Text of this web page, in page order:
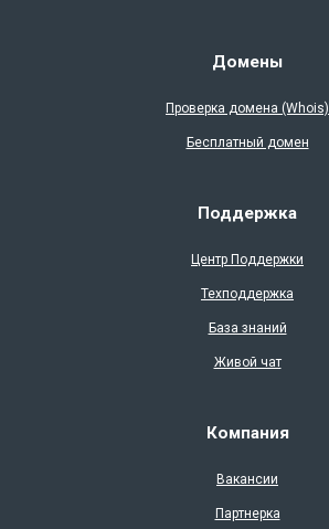
Домены
Проверка доменa (Whois)
Бесплатный домен
Поддержка
Центр Поддержки
Техподдержка
База знаний
Живой чат
Компания
Вакансии
Партнерка